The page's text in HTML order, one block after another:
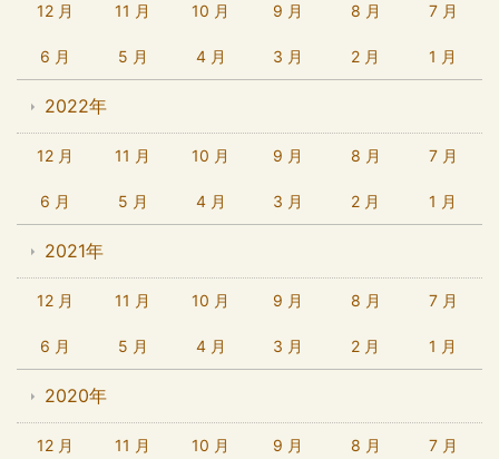
12 月 11 月 10 月 9 月 8 月 7 月
6 月 5 月 4 月 3 月 2 月 1 月
2022年
12 月 11 月 10 月 9 月 8 月 7 月
6 月 5 月 4 月 3 月 2 月 1 月
2021年
12 月 11 月 10 月 9 月 8 月 7 月
6 月 5 月 4 月 3 月 2 月 1 月
2020年
12 月 11 月 10 月 9 月 8 月 7 月